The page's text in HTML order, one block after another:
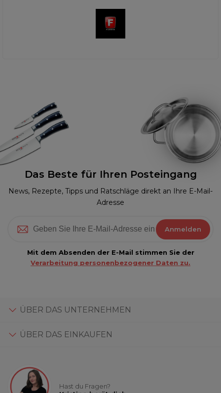
Das Beste für Ihren Posteingang
News, Rezepte, Tipps und Ratschläge direkt an Ihre E-Mail-
Adresse
Anmelden
Mit dem Absenden der E-Mail stimmen Sie der
Verarbeitung personenbezogener Daten zu.
ÜBER DAS UNTERNEHMEN
ÜBER DAS EINKAUFEN
Hast du Fragen?